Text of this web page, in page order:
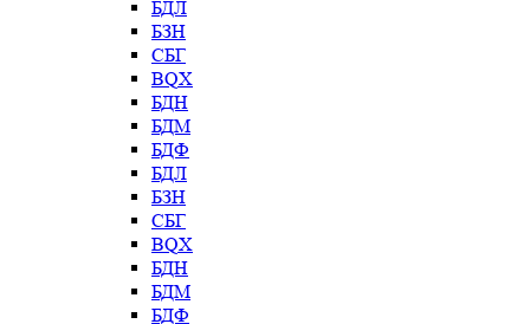
БДЛ
БЗН
СБГ
BQX
БДН
БДМ
БДФ
БДЛ
БЗН
СБГ
BQX
БДН
БДМ
БДФ